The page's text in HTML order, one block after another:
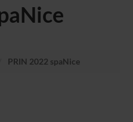
PRIN 2022 spaNice